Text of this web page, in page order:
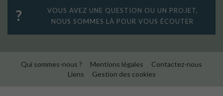
VOUS AVEZ UNE QUESTION OU UN PROJET,
NOUS SOMMES LÀ POUR VOUS ÉCOUTER
Qui sommes-nous ? Mentions légales
Contactez-nous
Liens
Gestion des cookies